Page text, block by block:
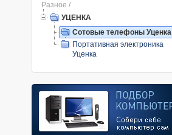
Разное /
УЦЕНКА
Сотовые телефоны Уценка
Портативная электроника
Уценка